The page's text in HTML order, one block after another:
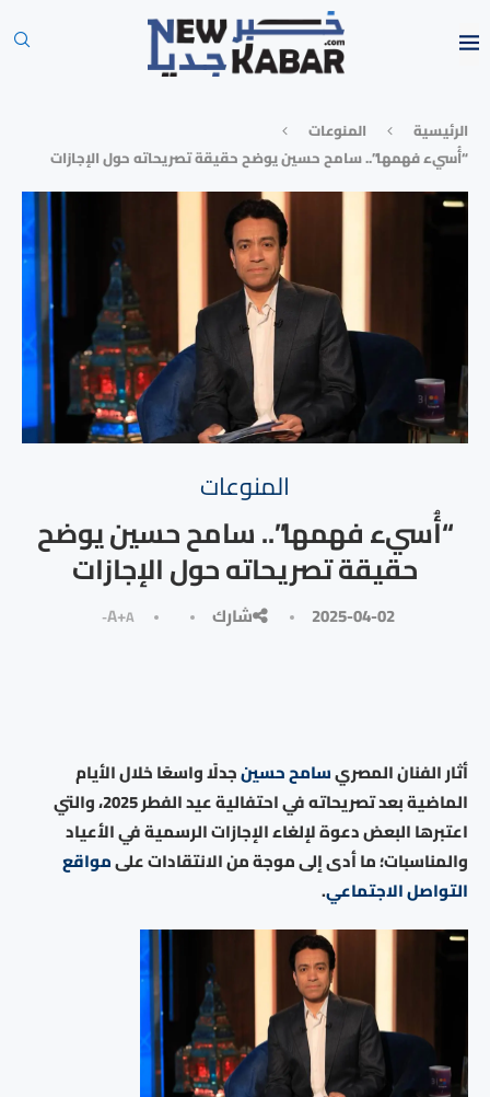
الرئيسية
المنوعات
“أُسيء فهمها”.. سامح حسين يوضح حقيقة تصريحاته حول الإجازات
المنوعات
“أُسيء فهمها”.. سامح حسين يوضح
حقيقة تصريحاته حول الإجازات
2025-04-02 شارك A+A-
أثار الفنان المصريسامح حسينجدلًا واسعًا خلال الأيام
الماضية بعد تصريحاته في احتفالية عيد الفطر 2025، والتي
اعتبرها البعض دعوة لإلغاء الإجازات الرسمية في الأعياد
والمناسبات؛ ما أدى إلى موجة من الانتقادات علىمواقع
التواصل الاجتماعي.